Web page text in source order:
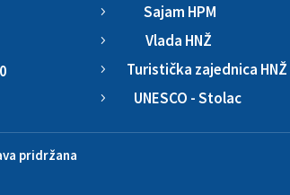
5 Sajam HPM
5 Vlada HNŽ
5 Turistička zajednica HNŽ
5 UNESCO - Stolac
pridržana